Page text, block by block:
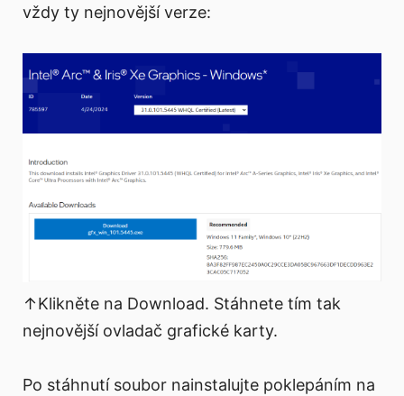
vždy ty nejnovější verze:
↑Klikněte na Download. Stáhnete tím tak
nejnovější ovladač grafické karty.
Po stáhnutí soubor nainstalujte poklepáním na